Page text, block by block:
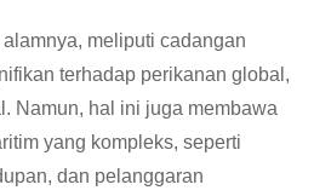
meliputi cadangan
terhadap perikanan global,
Namun, hal ini juga membawa
yang kompleks, seperti
dan pelanggaran